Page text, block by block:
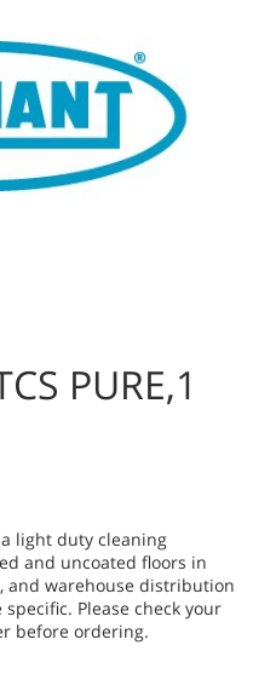
PURE,1
light duty cleaning
and uncoated floors in
and warehouse distribution
Please check your
before ordering.